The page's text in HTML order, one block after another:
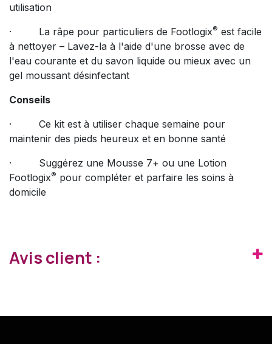
utilisation
· La râpe pour particuliers de Footlogix® est facile
à nettoyer – Lavez-la à l'aide d'une brosse avec de
l'eau courante et du savon liquide ou mieux avec un
gel moussant désinfectant
Conseils
· Ce kit est à utiliser chaque semaine pour
maintenir des pieds heureux et en bonne santé
· Suggérez une Mousse 7+ ou une Lotion
Footlogix® pour compléter et parfaire les soins à
domicile
Avis client :